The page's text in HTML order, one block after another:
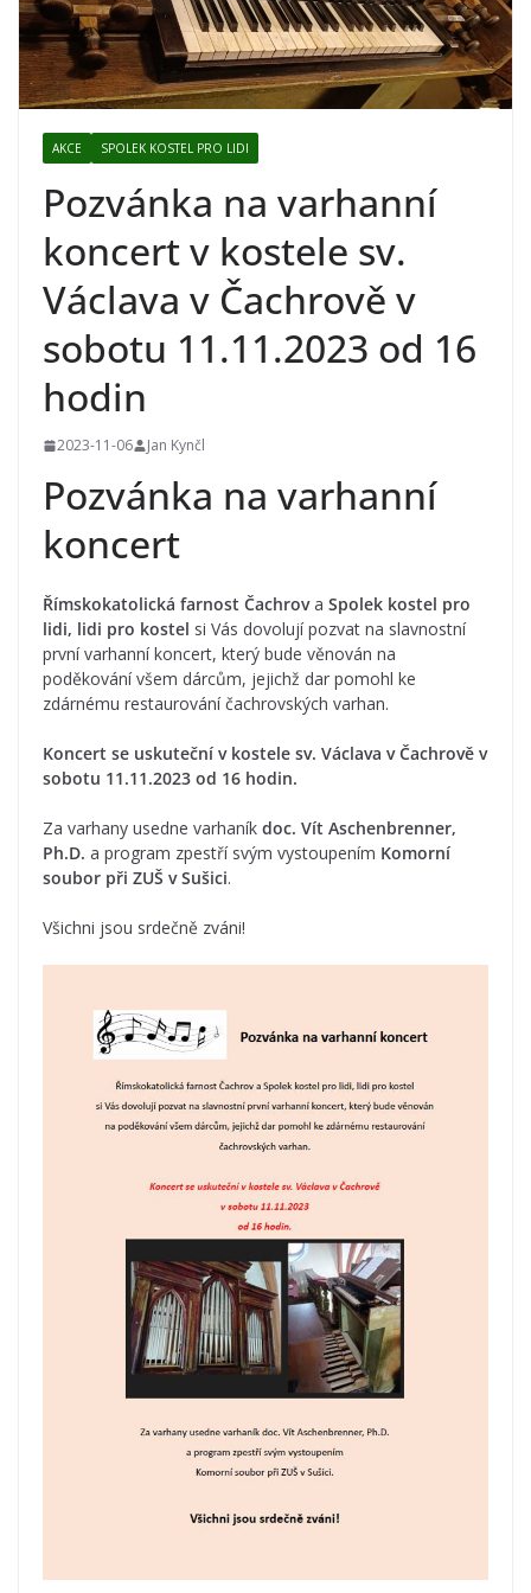
AKCE SPOLEK KOSTEL PRO LIDI
Pozvánka na varhanní
koncert v kostele sv.
Václava v Čachrově v
sobotu 11.11.2023 od 16
hodin
2023-11-06 Jan Kynčl
Pozvánka na varhanní
koncert
Římskokatolická farnost Čachrova Spolek kostel pro
lidi, lidi pro kostel si Vás dovolují pozvat na slavnostní
první varhanní koncert, který bude věnován na
poděkování všem dárcům, jejichž dar pomohl ke
zdárnému restaurování čachrovských varhan.
Koncert se uskuteční v kostele sv. Václava v Čachrově v
sobotu 11.11.2023 od 16 hodin.
Za varhany usedne varhaník doc. Vít Aschenbrenner,
Ph.D. a program zpestří svým vystoupením Komorní
soubor při ZUŠ v Sušici.
Všichni jsou srdečně zváni!